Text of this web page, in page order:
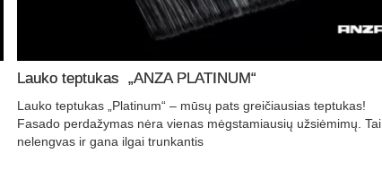
Lauko teptukas „ANZA PLATINUM“
Lauko teptukas „Platinum“ – mūsų pats greičiausias teptukas!
Fasado perdažymas nėra vienas mėgstamiausių užsiėmimų. Tai
nelengvas ir gana ilgai trunkantis